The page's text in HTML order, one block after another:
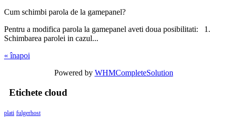
Cum schimbi parola de la gamepanel?
Pentru a modifica parola la gamepanel aveti doua posibilitati: 1.
Schimbarea parolei in cazul...
« înapoi
Powered by WHMCompleteSolution
Etichete cloud
plati fulgerhost